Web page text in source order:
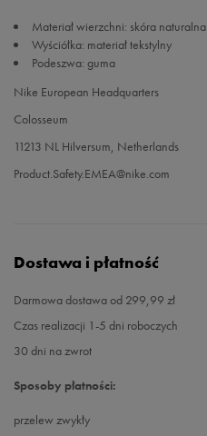
Materiał wierzchni: skóra naturalna
Wyściółka: materiał tekstylny
Podeszwa: guma
Nike European Headquarters
Colosseum
11213 NL Hilversum, Netherlands
Product.Safety.EMEA@nike.com
Dostawa i płatność
Darmowa dostawa od 299,99 zł
Czas realizacji 1-5 dni roboczych
30 dni na zwrot
Sposoby płatności:
przelew zwykły